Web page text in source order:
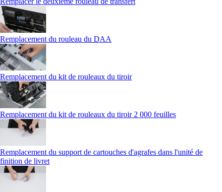
Remplacement du rouleau du DAA
Remplacement du kit de rouleaux du tiroir
Remplacement du kit de rouleaux du tiroir 2 000 feuilles
Remplacement du support de cartouches d'agrafes dans l'unité de
finition de livret